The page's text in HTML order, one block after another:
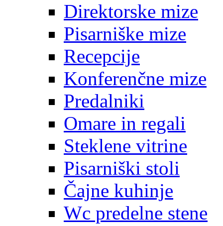
Direktorske mize
Pisarniške mize
Recepcije
Konferenčne mize
Predalniki
Omare in regali
Steklene vitrine
Pisarniški stoli
Čajne kuhinje
Wc predelne stene